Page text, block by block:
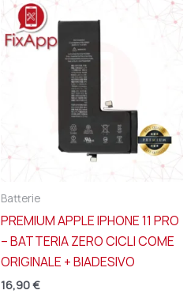
Batterie
PREMIUM APPLE IPHONE 11 PRO
– BATTERIA ZERO CICLI COME
ORIGINALE + BIADESIVO
16,90€